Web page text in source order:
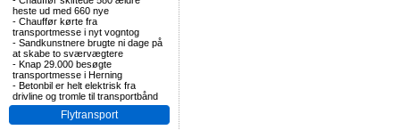
heste ud med 660 nye
- Chauffør kørte fra
transportmesse i nyt vogntog
- Sandkunstnere brugte ni dage på
at skabe to sværvægtere
- Knap 29.000 besøgte
transportmesse i Herning
- Betonbil er helt elektrisk fra
drivline og tromle til transportbånd
Flytransport